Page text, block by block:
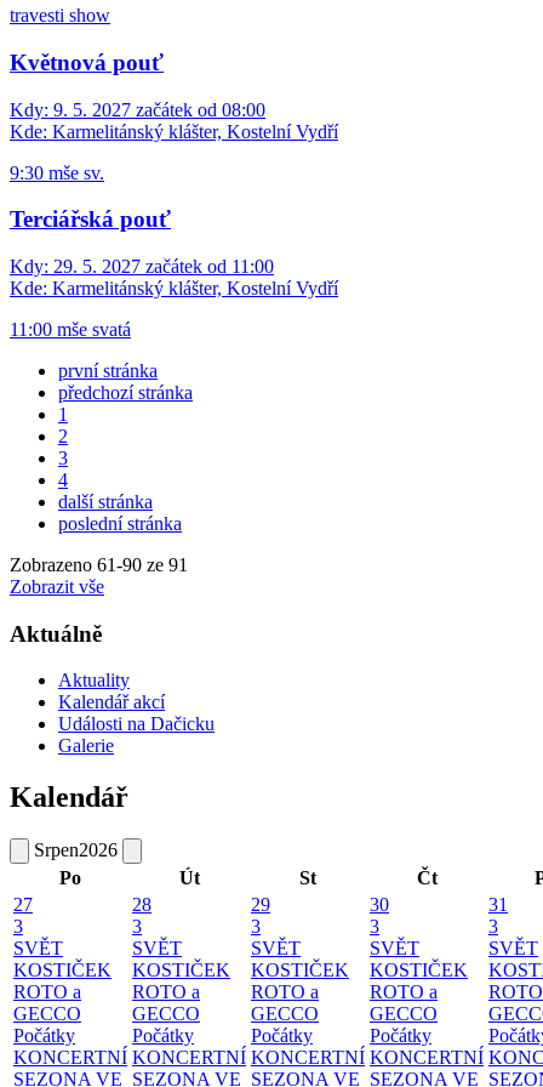
travesti show
Květnová pouť
Kdy: 9. 5. 2027 začátek od 08:00
Kde: Karmelitánský klášter, Kostelní Vydří
9:30 mše sv.
Terciářská pouť
Kdy: 29. 5. 2027 začátek od 11:00
Kde: Karmelitánský klášter, Kostelní Vydří
11:00 mše svatá
první stránka
předchozí stránka
1
2
3
4
další stránka
poslední stránka
Zobrazeno 61-90 ze 91
Zobrazit vše
Aktuálně
Aktuality
Kalendář akcí
Události na Dačicku
Galerie
Kalendář
Srpen2026
Po
Út St Čt
27
3
SVĚT
KOSTIČEK
ROTO a
GECCO
Počátky
KONCERTNÍ
SEZONA VE
28
3
SVĚT
KOSTIČEK
ROTO a
GECCO
Počátky
KONCERTNÍ
SEZONA VE
29
3
SVĚT
KOSTIČEK
ROTO a
GECCO
Počátky
KONCERTNÍ
SEZONA VE
30
3
SVĚT
KOSTIČEK
ROTO a
GECCO
Počátky
KONCERTNÍ
SEZONA VE
31
3
SVĚT